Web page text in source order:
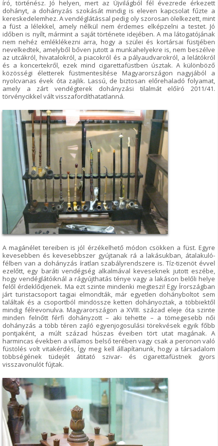
író, történész. Jó helyen, mert az Újvilágból fél évezrede érkezett
dohányt, a dohányzás szokását mindig is eleven kapcsolat fűzte a
kereskedelemhez. A vendéglátással pedig oly szorosan ölelkezett, mint
a füst a lélekkel, amely nélkül nem érdemes elképzelni a testet. Jó
időben is nyílt, mármint a saját története idejében. A ma látogatójának
nem nehéz emléklékezni arra, hogy a szülei és kortársai füstjében
nevelkedtek, amelyből bőven jutott a munkahelyekre is, nem beszélve
az utcákról, hivatalokról, a piacokról és a pályaudvarokról, a lelátókról
és a koncertekről, ezek mind cigarettafüstben úsztak. A különböző
közösségi életterek füstmentesítése Magyarországon nagyjából a
nyolcvanas évek óta zajlik. Lassú, de biztosan előrehaladó folyamat,
amely a zárt vendégterek dohányzási tilalmát előíró 2011/41.
törvénycikkel vált visszafordíthatatlanná.
A magánélet tereiben is jól érzékelhető módon csökken a füst. Egyre
kevesebben és kevesebbszer gyújtanak rá a lakásukban, átalakuló-
félben van a dohányzás íratlan szabályrendszere is. Tíz-tizenöt évvel
ezelőtt, egy baráti vendégség alkalmával keveseknek jutott eszébe,
hogy vendéglátóiknál a rágyújthatás ténye vagy a lakáson belőli helye
felől érdeklődjenek. Ma ezt szinte mindenki megteszi! Egy Írországban
járt turistacsoport tagjai elmondták, már egyetlen dohányboltot sem
találtak és a csoportból mindössze ketten dohányoztak, a többiektől
mindig félrevonulva. Magyarországon a XVIII. század eleje óta szinte
minden felnőtt férfi dohányzott – aki tehette – a tömegesebb női
dohányzás a több téren zajló egyenjogosulási törekvések egyik főbb
pontjaként, a múlt század húszas éveiben tört utat magának. A
harmincas években a villamos belső terében vagy csak a peronon való
füstölés volt vitakérdés, Így meg kell állapítanunk, hogy a társadalom
többségének tüdejét átitató szivar- és cigarettafüstnek gyors
visszavonulót fújtak.